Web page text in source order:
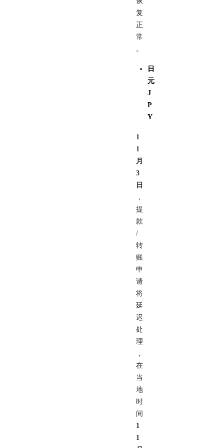
复
正
常
。
日
元
J
P
Y
1
1
月
3
日
，
提
款
/
转
账
申
请
将
延
迟
处
理
，
在
当
地
时
间
1
1